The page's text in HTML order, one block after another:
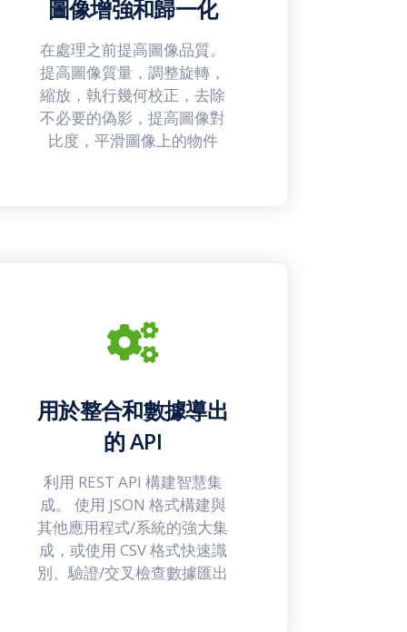
圖像增強和歸一化
在處理之前提高圖像品質。
提高圖像質量，調整旋轉，
縮放，執行幾何校正，去除
不必要的偽影，提高圖像對
比度，平滑圖像上的物件
用於整合和數據導出
的 API
利用 REST API 構建智慧集
成。 使用 JSON 格式構建與
其他應用程式/系統的強大集
成，或使用 CSV 格式快速識
別、驗證/交叉檢查數據匯出